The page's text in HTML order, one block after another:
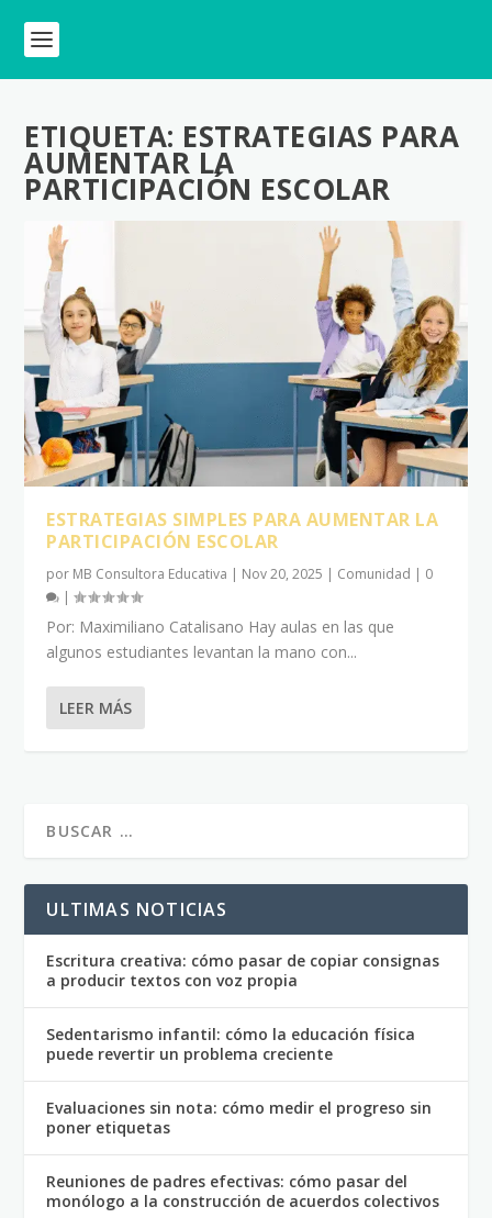
ETIQUETA: ESTRATEGIAS PARA
AUMENTAR LA
PARTICIPACIÓN ESCOLAR
ESTRATEGIAS SIMPLES PARA AUMENTAR LA
PARTICIPACIÓN ESCOLAR
por MB Consultora Educativa | Nov 20, 2025 | Comunidad | 0
|
Por: Maximiliano Catalisano Hay aulas en las que
algunos estudiantes levantan la mano con...
LEER MÁS
ULTIMAS NOTICIAS
Escritura creativa: cómo pasar de copiar consignas
a producir textos con voz propia
Sedentarismo infantil: cómo la educación física
puede revertir un problema creciente
Evaluaciones sin nota: cómo medir el progreso sin
poner etiquetas
Reuniones de padres efectivas: cómo pasar del
monólogo a la construcción de acuerdos colectivos